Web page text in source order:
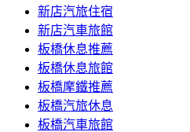
新店汽旅住宿
新店汽車旅館
板橋休息推薦
板橋休息旅館
板橋摩鐵推薦
板橋汽旅休息
板橋汽車旅館